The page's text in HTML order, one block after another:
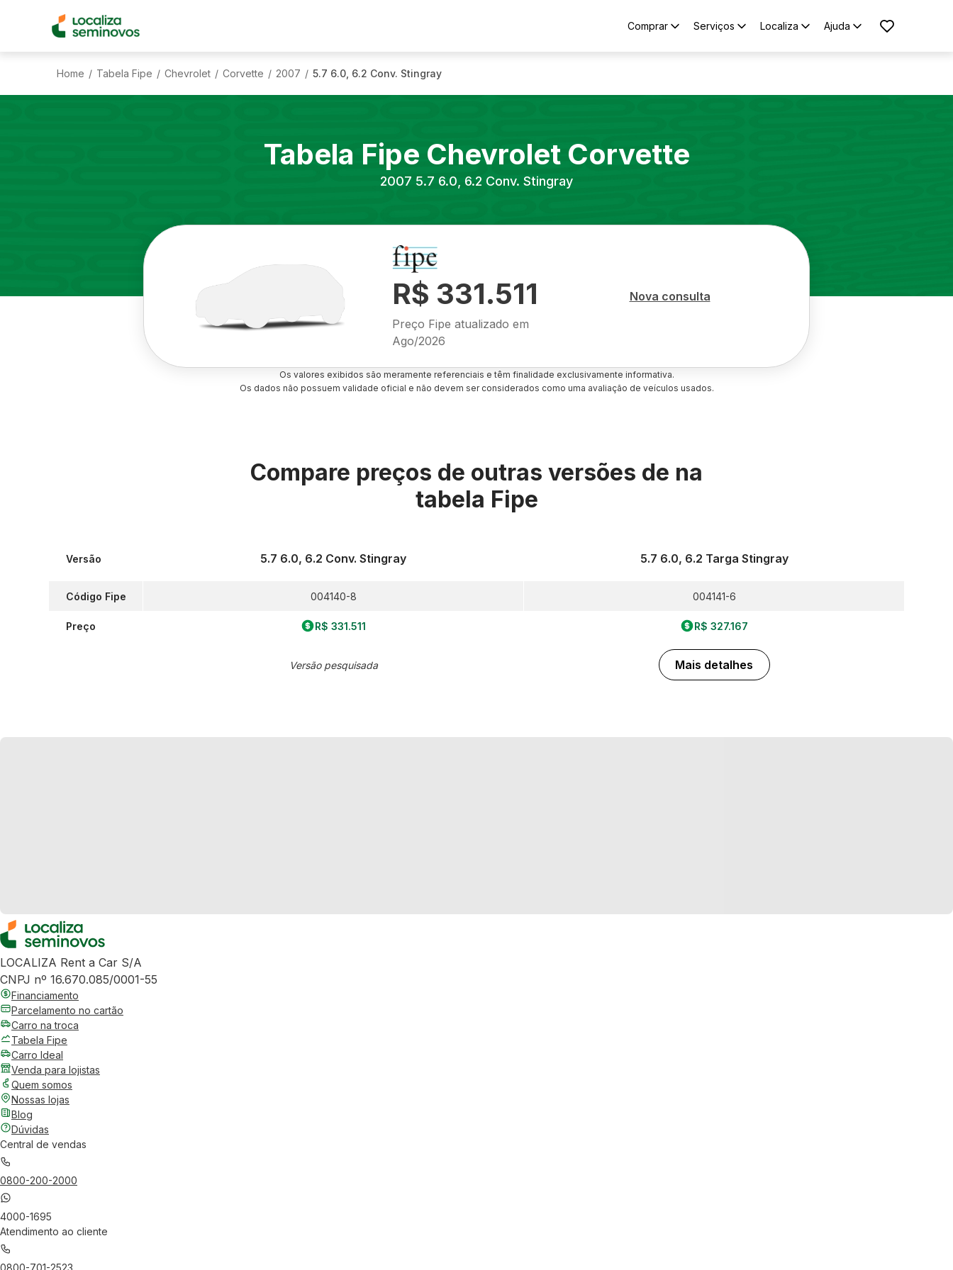
Comprar Serviços Localiza Ajuda
Home / Tabela Fipe / Chevrolet / Corvette / 2007 / 5.7 6.0, 6.2 Conv. Stingray
Tabela Fipe Chevrolet Corvette
2007 5.7 6.0, 6.2 Conv. Stingray
R$ 331.511
Preço Fipe atualizado em
Ago/2026
Nova consulta
Os valores exibidos são meramente referenciais e têm finalidade exclusivamente informativa.
Os dados não possuem validade oficial e não devem ser considerados como uma avaliação de veículos usados.
Compare preços de outras versões de na
tabela Fipe
Versão
Código Fipe
Preço
5.7 6.0, 6.2 Conv. Stingray
004140-8
R$ 331.511
Versão pesquisada
5.7 6.0, 6.2 Targa Stingray
004141-6
R$ 327.167
Mais detalhes
LOCALIZA Rent a Car S/A
CNPJ nº 16.670.085/0001-55
Financiamento
Parcelamento no cartão
Carro na troca
Tabela Fipe
Carro Ideal
Venda para lojistas
Quem somos
Nossas lojas
Blog
Dúvidas
Central de vendas
0800-200-2000
4000-1695
Atendimento ao cliente
0800-701-2523